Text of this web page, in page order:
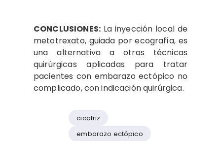
CONCLUSIONES:La inyección local de
metotrexato, guiada por ecografía, es
una alternativa a otras técnicas
quirúrgicas aplicadas para tratar
pacientes con embarazo ectópico no
complicado, con indicación quirúrgica.
cicatriz
embarazo ectópico